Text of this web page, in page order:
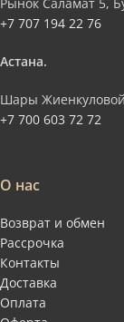
Рынок Саламат 5,
+7 707 194 22 76
Астана.
Шары
+7 700 603 72 72
О нас
Возврат и обмен
Рассрочка
Контакты
Доставка
Оплата